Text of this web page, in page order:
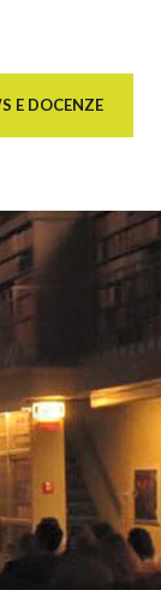
E DOCENZE